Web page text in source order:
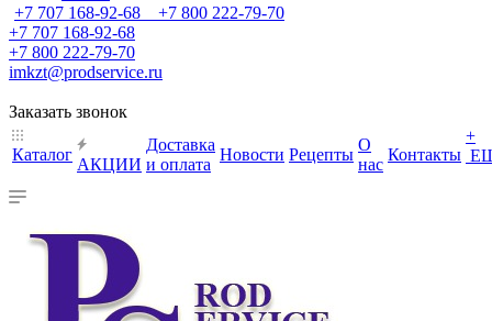
+7 707 168-92-68 +7 800 222-79-70
+7 707 168-92-68
+7 800 222-79-70
imkzt@prodservice.ru
Заказать звонок
Каталог
АКЦИИ
Доставка
и оплата
Новости Рецепты
О
нас
Контакты
+